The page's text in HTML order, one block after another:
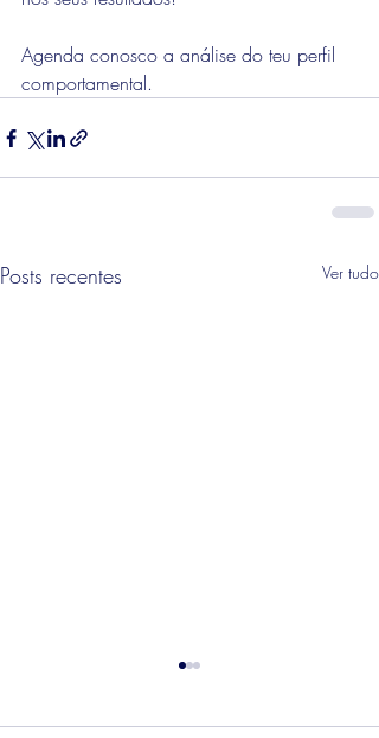
Agenda conosco a análise do teu perfil
comportamental.
Posts recentes Ver tudo